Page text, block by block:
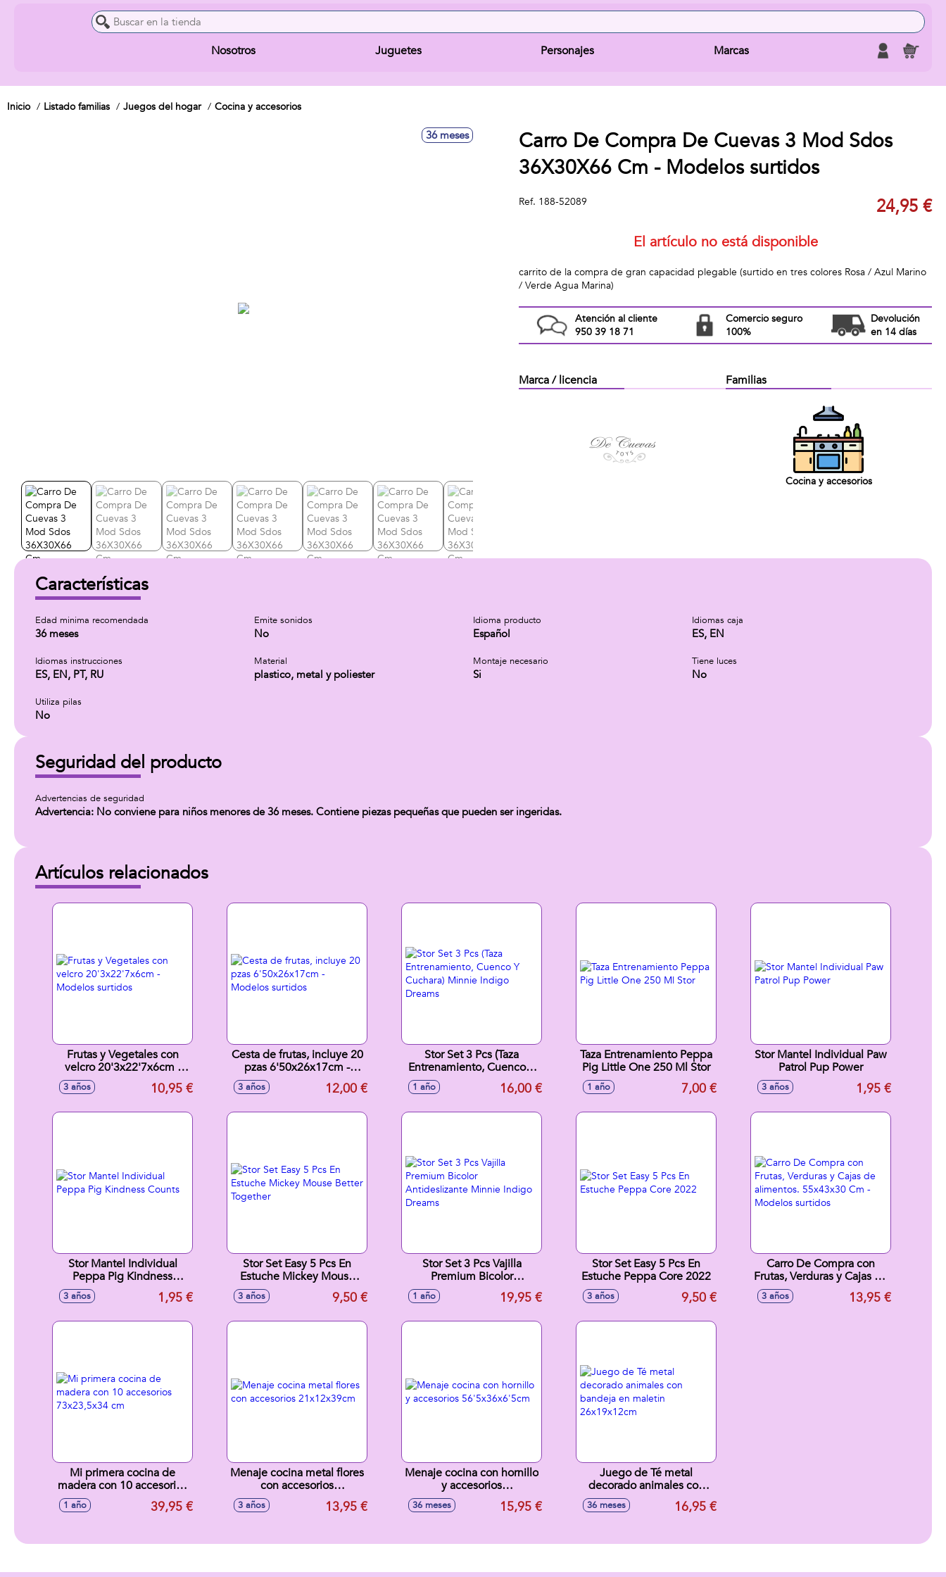
Nosotros Juguetes Personajes Marcas
Inicio Listado familias Juegos del hogar Cocina y accesorios
36 meses
Carro De Compra De Cuevas 3 Mod Sdos
36X30X66 Cm - Modelos surtidos
Ref. 188-52089 24,95 €
El artículo no está disponible
carrito de la compra de gran capacidad plegable (surtido en tres colores Rosa / Azul Marino
/ Verde Agua Marina)
Atención al cliente
950 39 18 71
Comercio seguro
100%
Devolución
en 14 días
Marca / licencia Familias
Cocina y accesorios
Características
Edad minima recomendada
36 meses
Emite sonidos
No
Idioma producto
Español
Idiomas caja
ES, EN
Idiomas instrucciones
ES, EN, PT, RU
Material
plastico, metal y poliester
Montaje necesario
Si
Tiene luces
No
Utiliza pilas
No
Seguridad del producto
Advertencias de seguridad
Advertencia: No conviene para niños menores de 36 meses. Contiene piezas pequeñas que pueden ser ingeridas.
Artículos relacionados
Frutas y Vegetales con
velcro 20'3x22'7x6cm -
Modelos surtidos
3 años 10,95 €
Cesta de frutas, incluye 20
pzas 6'50x26x17cm -
Modelos surtidos
3 años 12,00 €
Stor Set 3 Pcs (Taza
Entrenamiento, Cuenco Y
Cuchara) Minnie Indigo
1 año 16,00 €
Taza Entrenamiento Peppa
Pig Little One 250 Ml Stor
1 año 7,00 €
Stor Mantel Individual Paw
Patrol Pup Power
3 años 1,95 €
Stor Mantel Individual
Peppa Pig Kindness
3 años 1,95 €
Stor Set Easy 5 Pcs En
Estuche Mickey Mouse
Better Together
3 años 9,50 €
Stor Set 3 Pcs Vajilla
Premium Bicolor
Antideslizante Minnie
Indigo Dreams
1 año 19,95 €
Stor Set Easy 5 Pcs En
Estuche Peppa Core 2022
3 años 9,50 €
Carro De Compra con
Frutas, Verduras y Cajas de
alimentos. 55x43x30 Cm -
Modelos surtidos
3 años 13,95 €
Mi primera cocina de
madera con 10 accesorios
73x23,5x34 cm
1 año 39,95 €
Menaje cocina metal flores
con accesorios
21x12x39cm
3 años 13,95 €
Menaje cocina con hornillo
y accesorios
56'5x36x6'5cm
36 meses 15,95 €
Juego de Té metal
decorado animales con
bandeja en maletin
26x19x12cm
36 meses 16,95 €